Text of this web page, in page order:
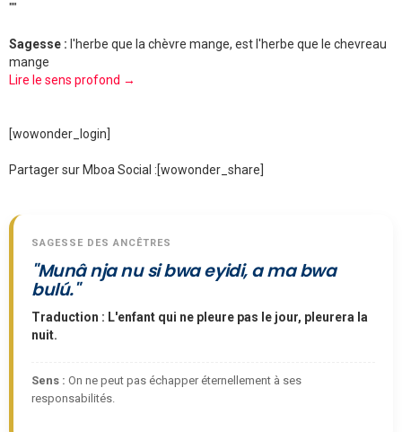
""
Sagesse : l'herbe que la chèvre mange, est l'herbe que le chevreau
mange
Lire le sens profond →
[wowonder_login]
Partager sur Mboa Social :[wowonder_share]
SAGESSE DES ANCÊTRES
"Munâ nja nu si bwa eyidi, a ma bwa
bulú."
Traduction : L'enfant qui ne pleure pas le jour, pleurera la
nuit.
Sens : On ne peut pas échapper éternellement à ses
responsabilités.